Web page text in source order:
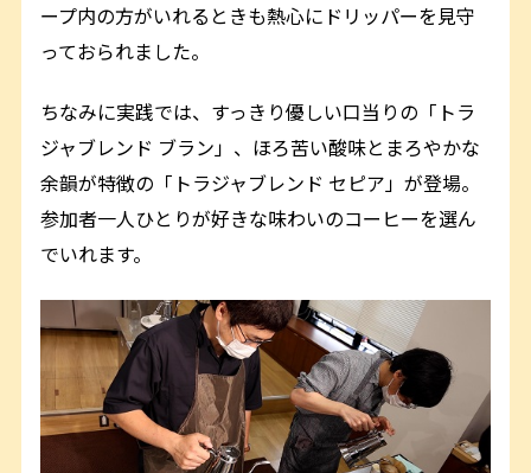
ープ内の方がいれるときも熱心にドリッパーを見守
っておられました。
ちなみに実践では、すっきり優しい口当りの「トラ
ジャブレンド ブラン」、ほろ苦い酸味とまろやかな
余韻が特徴の「トラジャブレンド セピア」が登場。
参加者一人ひとりが好きな味わいのコーヒーを選ん
でいれます。